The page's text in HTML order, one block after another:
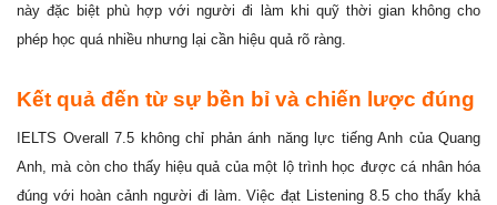
này đặc biệt phù hợp với người đi làm khi quỹ thời gian không cho
phép học quá nhiều nhưng lại cần hiệu quả rõ ràng.
Kết quả đến từ sự bền bỉ và chiến lược đúng
IELTS Overall 7.5 không chỉ phản ánh năng lực tiếng Anh của Quang
Anh, mà còn cho thấy hiệu quả của một lộ trình học được cá nhân hóa
đúng với hoàn cảnh người đi làm. Việc đạt Listening 8.5 cho thấy khả